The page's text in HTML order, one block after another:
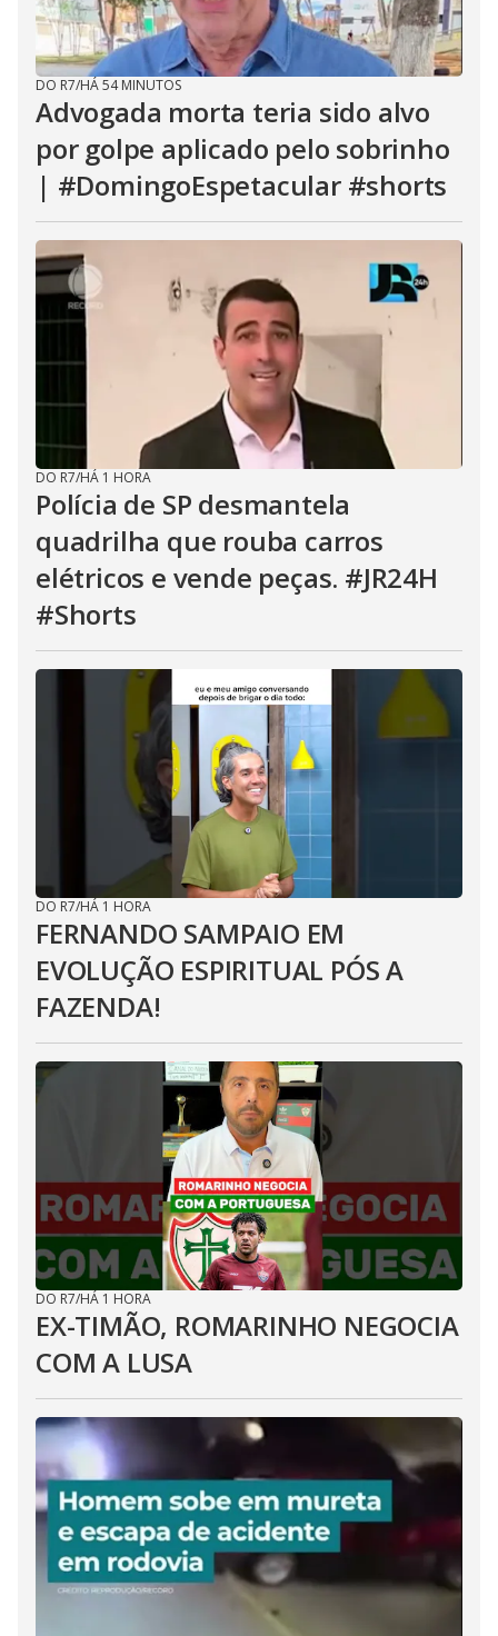
DO R7/HÁ 54 MINUTOS
Advogada morta teria sido alvo
por golpe aplicado pelo sobrinho
| #DomingoEspetacular #shorts
DO R7/HÁ 1 HORA
Polícia de SP desmantela
quadrilha que rouba carros
elétricos e vende peças. #JR24H
#Shorts
DO R7/HÁ 1 HORA
FERNANDO SAMPAIO EM
EVOLUÇÃO ESPIRITUAL PÓS A
FAZENDA!
DO R7/HÁ 1 HORA
EX-TIMÃO, ROMARINHO NEGOCIA
COM A LUSA